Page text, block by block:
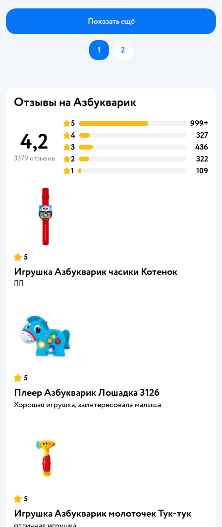
Показать ещё
1 2
Отзывы на Азбукварик
4,2
3379 отзывов
5
999+
4
327
3
436
2
322
1
109
5
Игрушка Азбукварик часики Котенок
👍🏻
5
Плеер Азбукварик Лошадка 3126
Хорошая игрушка, заинтересовала малыша
5
Игрушка Азбукварик молоточек Тук-тук